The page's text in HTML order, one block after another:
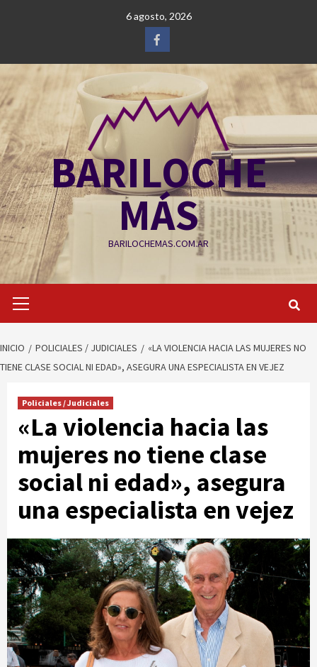
6 agosto, 2026
Facebook
BARILOCHE
MÁS
BARILOCHEMAS.COM.AR
primario
INICIO POLICIALES / JUDICIALES
«LA VIOLENCIA HACIA LAS MUJERES NO
TIENE CLASE SOCIAL NI EDAD», ASEGURA UNA ESPECIALISTA EN VEJEZ
Policiales / Judiciales
«La violencia hacia las
mujeres no tiene clase
social ni edad», asegura
una especialista en vejez